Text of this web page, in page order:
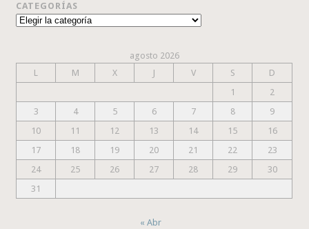
CATEGORÍAS
Categorías
agosto 2026
L
M X J V S
D
1
2
3
4 5 6 7 8
9
10
11 12 13 14 15
16
17
18 19 20 21 22
23
24
25 26 27 28 29
30
31
« Abr